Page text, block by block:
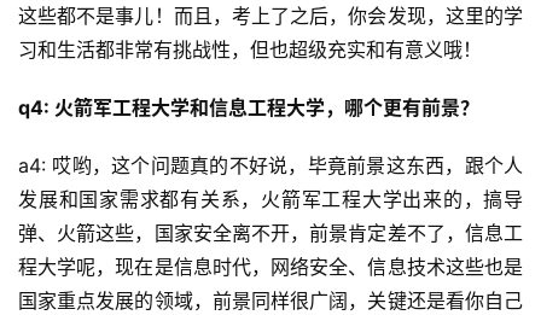
这些都不是事儿！而且，考上了之后，你会发现，这里的学
习和生活都非常有挑战性，但也超级充实和有意义哦！
q4: 火箭军工程大学和信息工程大学，哪个更有前景？
a4: 哎哟，这个问题真的不好说，毕竟前景这东西，跟个人
发展和国家需求都有关系，火箭军工程大学出来的，搞导
弹、火箭这些，国家安全离不开，前景肯定差不了，信息工
程大学呢，现在是信息时代，网络安全、信息技术这些也是
国家重点发展的领域，前景同样很广阔，关键还是看你自己